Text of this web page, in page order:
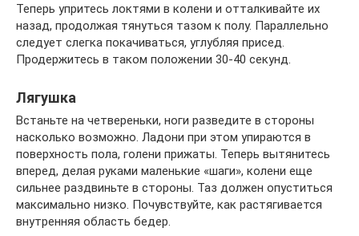
Теперь упритесь локтями в колени и отталкивайте их
назад, продолжая тянуться тазом к полу. Параллельно
следует слегка покачиваться, углубляя присед.
Продержитесь в таком положении 30-40 секунд.
Лягушка
Встаньте на четвереньки, ноги разведите в стороны
насколько возможно. Ладони при этом упираются в
поверхность пола, голени прижаты. Теперь вытянитесь
вперед, делая руками маленькие «шаги», колени еще
сильнее раздвиньте в стороны. Таз должен опуститься
максимально низко. Почувствуйте, как растягивается
внутренняя область бедер.